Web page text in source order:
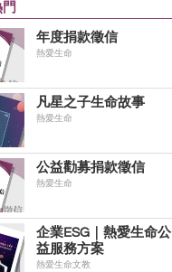
門
年度捐款徵信
熱愛生命
凡星之子生命故事
熱愛生命
公益勸募捐款徵信
熱愛生命
企業ESG｜熱愛生命公
益服務方案
熱愛生命文教